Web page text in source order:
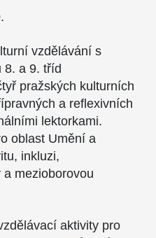
vzdělávání s
8. a 9. tříd
pražských kulturních
a reflexivních
lektorkami.
oblast Umění a
inkluzi,
mezioborovou
aktivity pro